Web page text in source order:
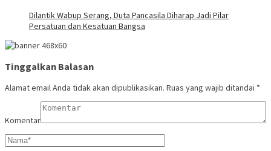
Dilantik Wabup Serang, Duta Pancasila Diharap Jadi Pilar
Persatuan dan Kesatuan Bangsa
Tinggalkan Balasan
Alamat email Anda tidak akan dipublikasikan. Ruas yang wajib ditandai *
Komentar